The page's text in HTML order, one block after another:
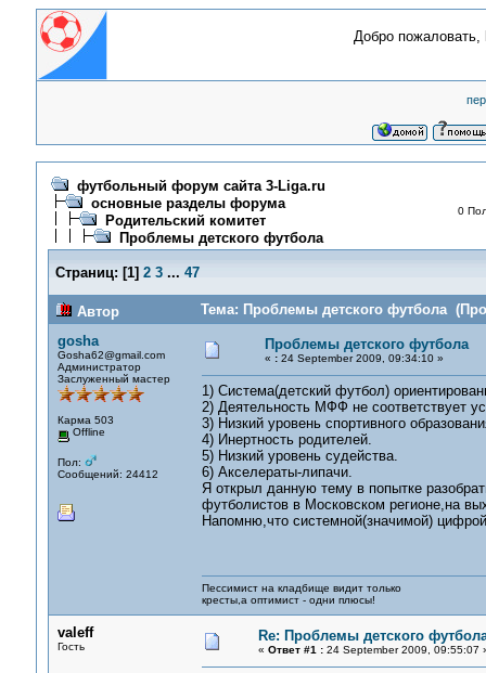
Добро пожаловать,
футбольный форум сайта 3-Liga.ru
основные разделы форума
Родительский комитет
Проблемы детского футбола
0
Страниц: [1] 2 3 ... 47
Автор
Тема: Проблемы детского футбола
gosha
Gosha62@gmail.com
Администратор
Заслуженный мастер
Карма 503
Offline
Пол:
Сообщений: 24412
Проблемы детского футбола
« :24 September 2009, 09:34:10 »
1) Система(детский футбол)
2) Деятельность МФФ не соответствует
3) Низкий уровень спортивного
4) Инертность родителей.
5) Низкий уровень судейства.
6) Акселераты-липачи.
Я открыл данную тему в попытке
футболистов в Московском регионе,на
Напомню,что системной(значимой)
Пессимист на кладбище видит только
кресты,а оптимист - одни плюсы!
valeff
Гость
Re: Проблемы детского
« Ответ #1 :24 September 2009, 09:55:07